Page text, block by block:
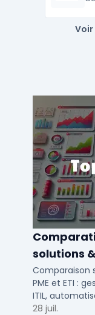
solutions
Comparaison
PME et ETI :
ITIL,
d'usage par
28 juil.